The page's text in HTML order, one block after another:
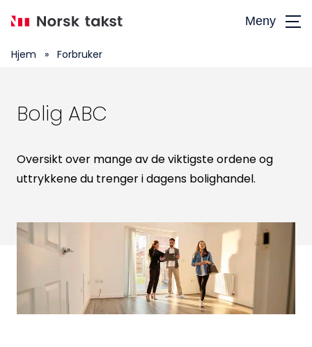
hovedinnhold
Meny
Hjem » Forbruker
Bolig ABC
Oversikt over mange av de viktigste ordene og
uttrykkene du trenger i dagens bolighandel.